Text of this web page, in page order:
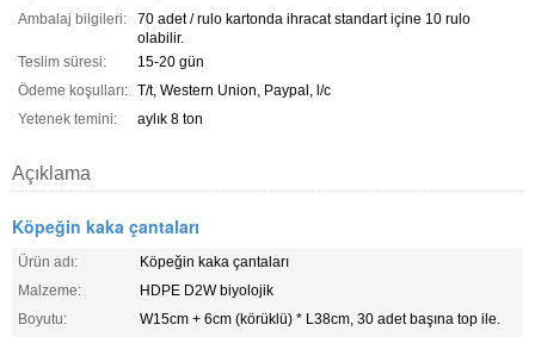
Ambalaj bilgileri:
70 adet / rulo kartonda ihracat standart içine 10 rulo
olabilir.
Teslim süresi:
15-20 gün
Ödeme koşulları: T/t, Western Union, Paypal, l/c
Yetenek temini:
aylık 8 ton
Açıklama
Köpeğin kaka çantaları
Ürün adı:
Köpeğin kaka çantaları
Malzeme:
HDPE D2W biyolojik
Boyutu:
W15cm + 6cm (körüklü) * L38cm, 30 adet başına top ile.